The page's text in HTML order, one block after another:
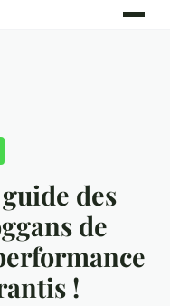
des
de
!